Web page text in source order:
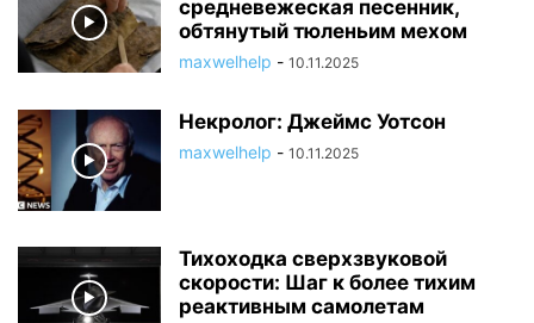
средневежеская песенник,
обтянутый тюленьим мехом
maxwelhelp - 10.11.2025
Некролог: Джеймс Уотсон
maxwelhelp - 10.11.2025
Тихоходка сверхзвуковой
скорости: Шаг к более тихим
реактивным самолетам